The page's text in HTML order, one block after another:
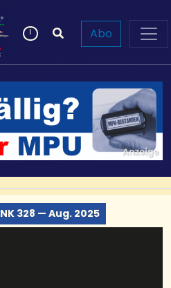
Abo
NK 328 — Aug. 2025